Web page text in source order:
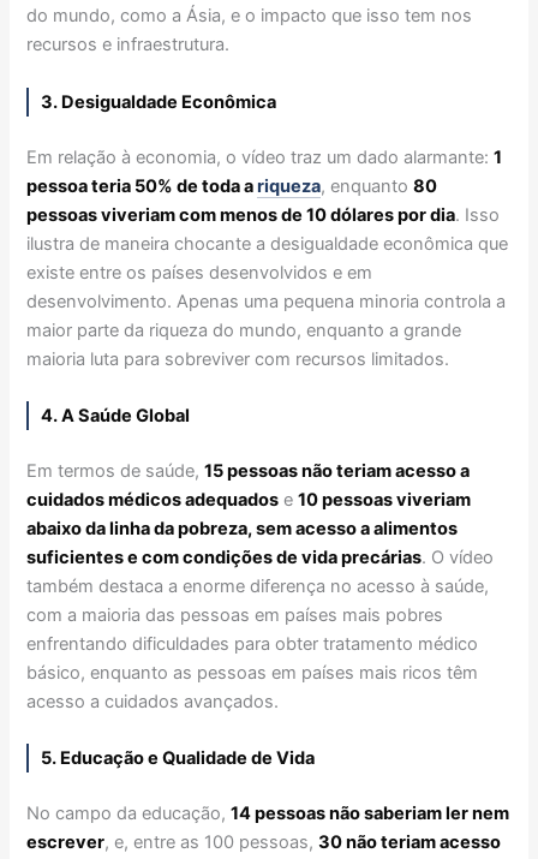
do mundo, como a Ásia, e o impacto que isso tem nos
recursos e infraestrutura.
3. Desigualdade Econômica
Em relação à economia, o vídeo traz um dado alarmante:1
pessoa teria 50% de toda ariqueza, enquanto80
pessoas viveriam com menos de 10 dólares por dia. Isso
ilustra de maneira chocante a desigualdade econômica que
existe entre os países desenvolvidos e em
desenvolvimento. Apenas uma pequena minoria controla a
maior parte da riqueza do mundo, enquanto a grande
maioria luta para sobreviver com recursos limitados.
4. A Saúde Global
Em termos de saúde,15 pessoas não teriam acesso a
cuidados médicos adequados e10 pessoas viveriam
abaixo da linha da pobreza, sem acesso a alimentos
suficientes e com condições de vida precárias. O vídeo
também destaca a enorme diferença no acesso à saúde,
com a maioria das pessoas em países mais pobres
enfrentando dificuldades para obter tratamento médico
básico, enquanto as pessoas em países mais ricos têm
acesso a cuidados avançados.
5. Educação e Qualidade de Vida
No campo da educação,14 pessoas não saberiam ler nem
escrever, e, entre as 100 pessoas,30 não teriam acesso